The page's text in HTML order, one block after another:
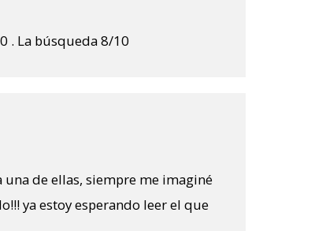
. La búsqueda 8/10
de ellas, siempre me imaginé
ya estoy esperando leer el que